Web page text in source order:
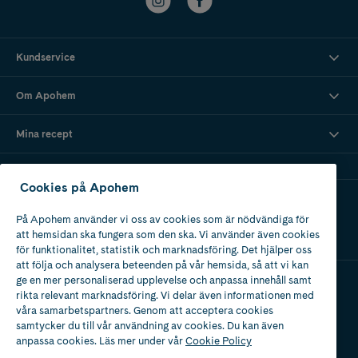
Kundservice
Om Apohem
Mina recept
Apotek med tillstånd
av Läkemedelsverket
Cookies på Apohem
På Apohem använder vi oss av cookies som är nödvändiga för
att hemsidan ska fungera som den ska. Vi använder även cookies
för funktionalitet, statistik och marknadsföring. Det hjälper oss
att följa och analysera beteenden på vår hemsida, så att vi kan
ge en mer personaliserad upplevelse och anpassa innehåll samt
rikta relevant marknadsföring. Vi delar även informationen med
våra samarbetspartners. Genom att acceptera cookies
samtycker du till vår användning av cookies. Du kan även
anpassa cookies. Läs mer under vårCookie Policy